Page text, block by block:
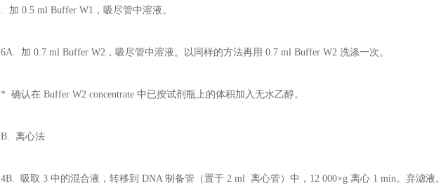
. 加 0.5 ml Buffer W1，吸尽管中溶液。
6A. 加 0.7 ml Buffer W2，吸尽管中溶液。以同样的方法再用 0.7 ml Buffer W2 洗涤一次。
* 确认在 Buffer W2 concentrate 中已按试剂瓶上的体积加入无水乙醇。
B. 离心法
4B. 吸取 3 中的混合液，转移到 DNA 制备管（置于 2 ml 离心管）中，12 000×g 离心 1 min。弃滤液。